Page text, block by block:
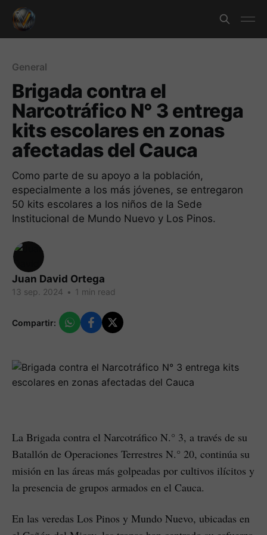
General
Brigada contra el
Narcotráfico N° 3 entrega
kits escolares en zonas
afectadas del Cauca
Como parte de su apoyo a la población,
especialmente a los más jóvenes, se entregaron
50 kits escolares a los niños de la Sede
Institucional de Mundo Nuevo y Los Pinos.
Juan David Ortega
13 sep. 2024 • 1 min read
Compartir:
La Brigada contra el Narcotráfico N.° 3, a través de su
Batallón de Operaciones Terrestres N.° 20, continúa su
misión en las áreas más golpeadas por cultivos ilícitos y
la presencia de grupos armados en el Cauca.
En las veredas Los Pinos y Mundo Nuevo, ubicadas en